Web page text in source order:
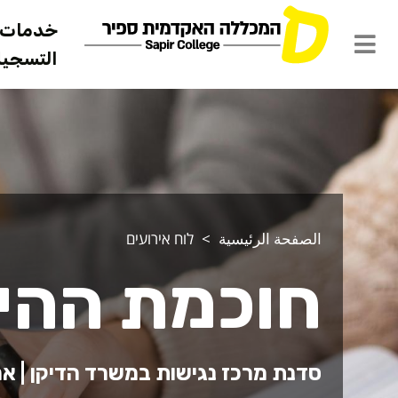
خدمات
الصفحة الرئيسية לוח אירועים
חוכמת
סדנת מרכז נגישות במשרד הדיקן |